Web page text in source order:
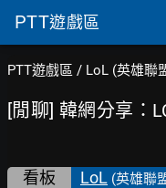
PTT遊戲區
PTT遊戲區 / LoL (英雄聯
[閒聊] 韓網分享：
看板 LoL (英雄聯